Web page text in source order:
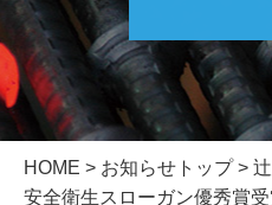
HOME > お知らせトップ>
安全衛生スローガン優秀賞受